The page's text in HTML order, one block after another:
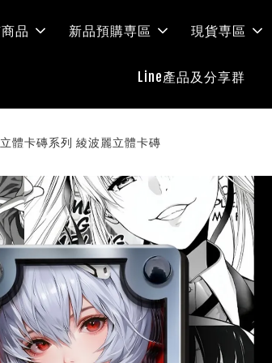
品 新品預購専區 現貨専區
Line產品及分享群
體卡磚系列 綾波麗立體卡磚